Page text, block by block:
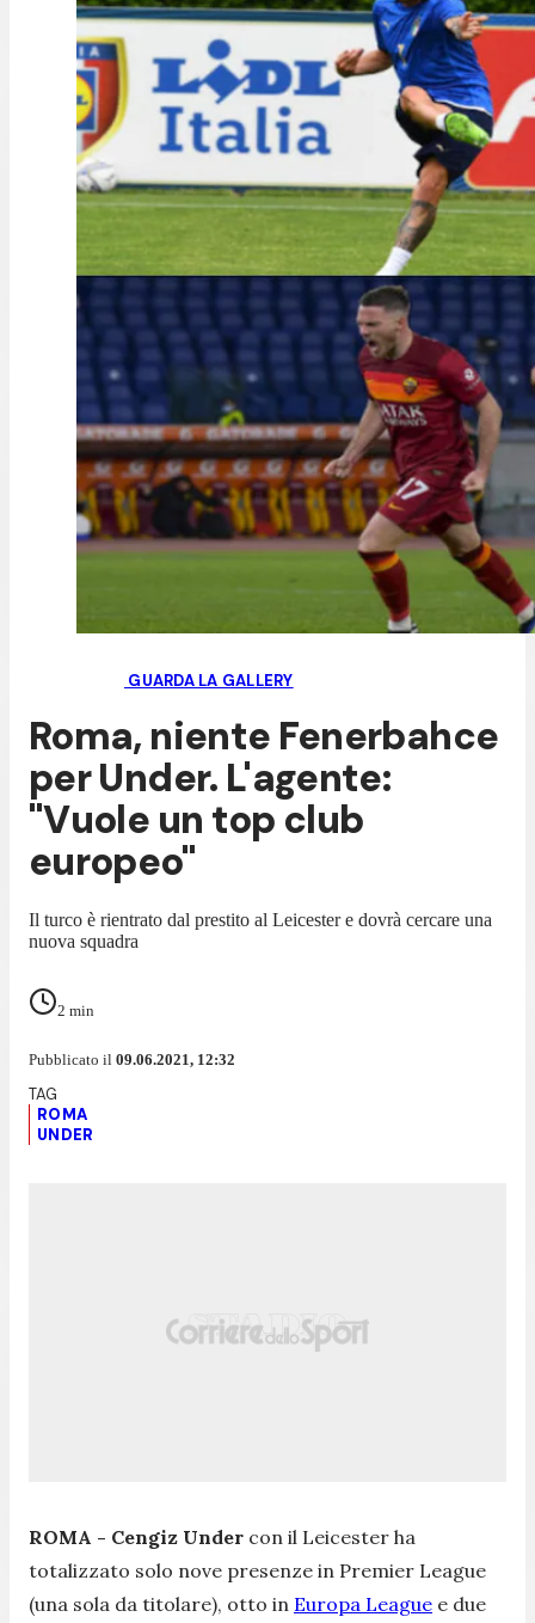
GUARDA LA GALLERY
Roma, niente Fenerbahce
per Under. L'agente:
"Vuole un top club
europeo"
Il turco è rientrato dal prestito al Leicester e dovrà cercare una
nuova squadra
2 min
Pubblicato il 09.06.2021, 12:32
ROMA
UNDER
ROMA - Cengiz Under con il Leicester ha
totalizzato solo nove presenze in Premier League
(una sola da titolare), otto in Europa League e due